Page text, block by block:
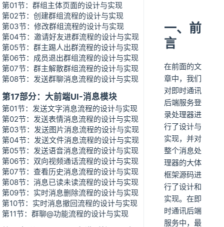
第01节：群组主体页面的设计与实现
第02节：创建群组流程的设计与实现
第03节：修改群组流程的设计与实现
第04节：邀请好友进群流程的设计与实现
第05节：群主踢人出群流程的设计与实现
第06节：成员退出群组流程的设计与实现
第07节：群主解散群组流程的设计与实现
第08节：发送群聊消息流程的设计与实现
第17部分：大前端UI-消息模块
第01节：发送文字消息流程的设计与实现
第02节：发送表情消息流程的设计与实现
第03节：发送图片消息流程的设计与实现
第04节：发送文件消息流程的设计与实现
第05节：发送语音消息流程的设计与实现
第06节：双向视频通话流程的设计与实现
第07节：查看历史消息流程的设计与实现
第08节：消息已读未读流程的设计与实现
第09节：实时消息删除流程的设计与实现
第10节：实时消息撤回流程的设计与实现
第11节：群聊@功能流程的设计与实现
一、前
言
在前面的文
章中，我们
对即时通讯
后端服务登
录处理器进
行了设计与
实现，并对
整个消息处
理器的大体
框架源码进
行了设计和
实现。在即
时通讯后端
服务中，最